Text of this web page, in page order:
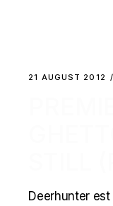
21 AUGUST 2012
Deerhunter est